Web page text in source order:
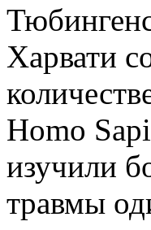
Харвати
Homo
изучили
травмы